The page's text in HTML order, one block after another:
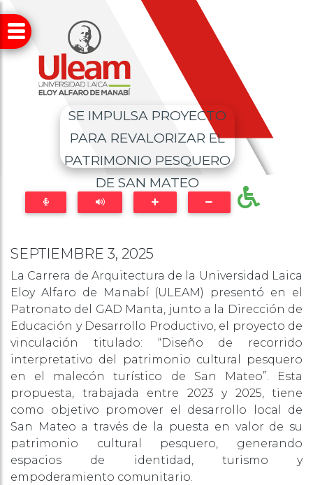
SE IMPULSA PROYECTO
PARA REVALORIZAR EL
PATRIMONIO PESQUERO
DE SAN MATEO
SEPTIEMBRE 3, 2025
La Carrera de Arquitectura de la Universidad Laica
Eloy Alfaro de Manabí (ULEAM) presentó en el
Patronato del GAD Manta, junto a la Dirección de
Educación y Desarrollo Productivo, el proyecto de
vinculación titulado: “Diseño de recorrido
interpretativo del patrimonio cultural pesquero
en el malecón turístico de San Mateo”. Esta
propuesta, trabajada entre 2023 y 2025, tiene
como objetivo promover el desarrollo local de
San Mateo a través de la puesta en valor de su
patrimonio cultural pesquero, generando
espacios de identidad, turismo y
empoderamiento comunitario.